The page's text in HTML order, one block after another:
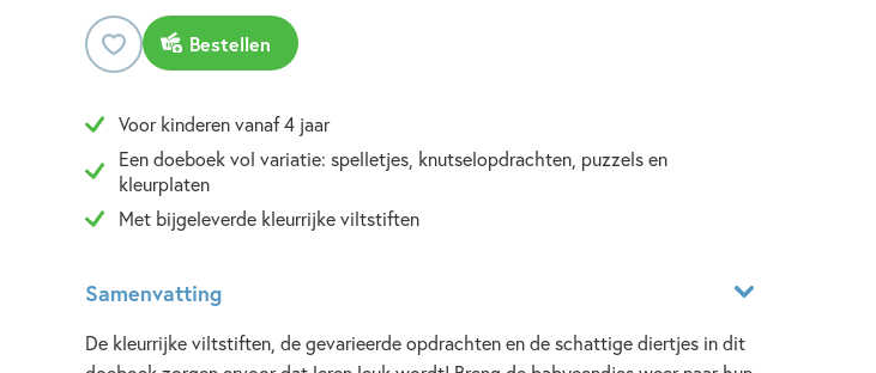
Bestellen
Voor kinderen vanaf 4 jaar
Een doeboek vol variatie: spelletjes, knutselopdrachten, puzzels en
kleurplaten
Met bijgeleverde kleurrijke viltstiften
Samenvatting
De kleurrijke viltstiften, de gevarieerde opdrachten en de schattige diertjes in dit